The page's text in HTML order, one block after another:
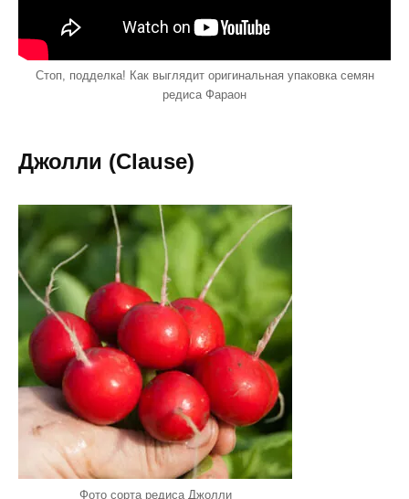
Стоп, подделка! Как выглядит оригинальная упаковка семян
редиса Фараон
Джолли (Clause)
Фото сорта редиса Джолли